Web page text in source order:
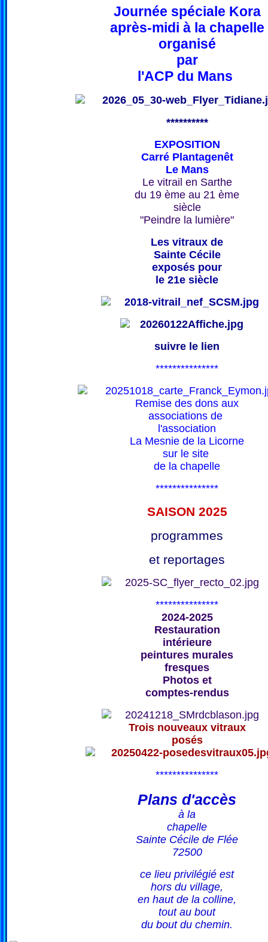
Journée spéciale Kora
après-midi à la chapelle
organisé
par
l'ACP du Mans
**********
EXPOSITION
Carré Plantagenêt
Le Mans
Le vitrail en Sarthe
du 19 ème au 21 ème
siècle
"Peindre la lumière"
Les vitraux de
Sainte Cécile
exposés pour
le 21e siècle
suivre le lien
***************
Remise des dons aux
associations de
l'association
La Mesnie de la Licorne
sur le site
de la chapelle
***************
SAISON 2025
programmes
et reportages
***************
2024-2025
Restauration
intérieure
peintures murales
fresques
Photos et
comptes-rendus
Trois nouveaux vitraux
posés
***************
Plans d'accès
à la
chapelle
Sainte Cécile de Flée
72500
ce lieu privilégié est
hors du village,
en haut de la colline,
tout au bout
du bout du chemin.